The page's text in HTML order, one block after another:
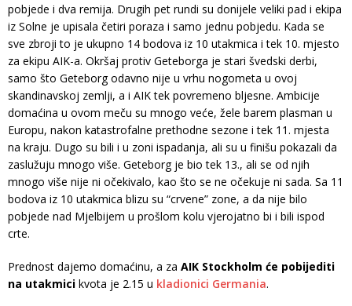
pobjede i dva remija. Drugih pet rundi su donijele veliki pad i ekipa
iz Solne je upisala četiri poraza i samo jednu pobjedu. Kada se
sve zbroji to je ukupno 14 bodova iz 10 utakmica i tek 10. mjesto
za ekipu AIK-a. Okršaj protiv Geteborga je stari švedski derbi,
samo što Geteborg odavno nije u vrhu nogometa u ovoj
skandinavskoj zemlji, a i AIK tek povremeno bljesne. Ambicije
domaćina u ovom meču su mnogo veće, žele barem plasman u
Europu, nakon katastrofalne prethodne sezone i tek 11. mjesta
na kraju. Dugo su bili i u zoni ispadanja, ali su u finišu pokazali da
zaslužuju mnogo više. Geteborg je bio tek 13., ali se od njih
mnogo više nije ni očekivalo, kao što se ne očekuje ni sada. Sa 11
bodova iz 10 utakmica blizu su “crvene” zone, a da nije bilo
pobjede nad Mjelbijem u prošlom kolu vjerojatno bi i bili ispod
crte.
Prednost dajemo domaćinu, a za AIK Stockholm će pobijediti
na utakmici kvota je 2.15 u kladionici Germania.